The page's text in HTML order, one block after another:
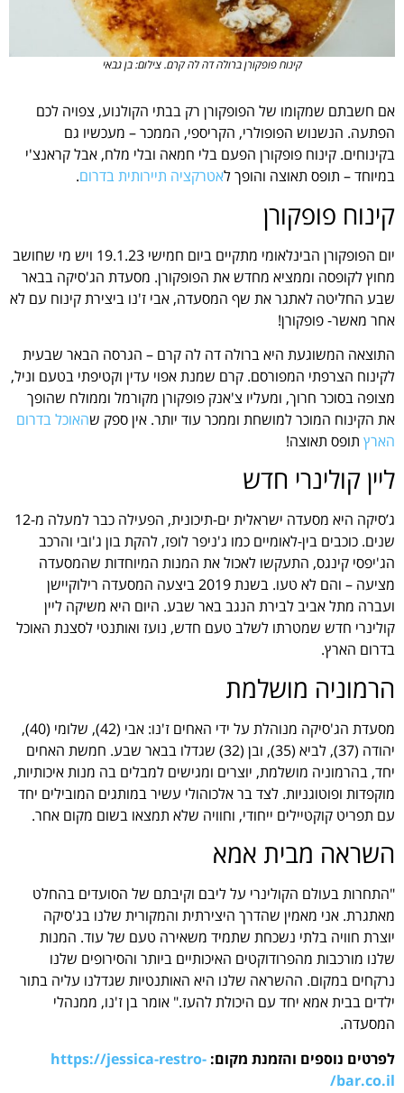
קינוח פופקורן ברולה דה לה קרם. צילום: בן גבאי
אם חשבתם שמקומו של הפופקורן רק בבתי הקולנוע, צפויה לכם
הפתעה. הנשנוש הפופולרי, הקריספי, הממכר – מעכשיו גם
בקינוחים. קינוח פופקורן הפעם בלי חמאה ובלי מלח, אבל קראנצ'י
במיוחד – תופס תאוצה והופך לאטרקציה תיירותית בדרום.
קינוח פופקורן
יום הפופקורן הבינלאומי מתקיים ביום חמישי 19.1.23 ויש מי שחושב
מחוץ לקופסה וממציא מחדש את הפופקורן. מסעדת הג'סיקה בבאר
שבע החליטה לאתגר את שף המסעדה, אבי ז'נו ביצירת קינוח עם לא
אחר מאשר- פופקורן!
התוצאה המשוגעת היא ברולה דה לה קרם – הגרסה הבאר שבעית
לקינוח הצרפתי המפורסם. קרם שמנת אפוי עדין וקטיפתי בטעם וניל,
מצופה בסוכר חרוך, ומעליו צ'אנק פופקורן מקורמל וממולח שהופך
את הקינוח המוכר למושחת וממכר עוד יותר. אין ספק שהאוכל בדרום
הארץ תופס תאוצה!
ליין קולינרי חדש
ג’סיקה היא מסעדה ישראלית ים-תיכונית, הפעילה כבר למעלה מ-12
שנים. כוכבים בין-לאומיים כמו ג'ניפר לופז, להקת בון ג'ובי והרכב
הג'יפסי קינגס, התעקשו לאכול את המנות המיוחדות שהמסעדה
מציעה – והם לא טעו. בשנת 2019 ביצעה המסעדה רילוקיישן
ועברה מתל אביב לבירת הנגב באר שבע. היום היא משיקה ליין
קולינרי חדש שמטרתו לשלב טעם חדש, נועז ואותנטי לסצנת האוכל
בדרום הארץ.
הרמוניה מושלמת
מסעדת הג'סיקה מנוהלת על ידי האחים ז'נו: אבי (42), שלומי (40),
יהודה (37), לביא (35), ובן (32) שגדלו בבאר שבע. חמשת האחים
יחד, בהרמוניה מושלמת, יוצרים ומגישים למבלים בה מנות איכותיות,
מוקפדות ופוטוגניות. לצד בר אלכוהולי עשיר במותגים המובילים יחד
עם תפריט קוקטיילים ייחודי, וחוויה שלא תמצאו בשום מקום אחר.
השראה מבית אמא
"התחרות בעולם הקולינרי על ליבם וקיבתם של הסועדים בהחלט
מאתגרת. אני מאמין שהדרך היצירתית והמקורית שלנו בג'סיקה
יוצרת חוויה בלתי נשכחת שתמיד משאירה טעם של עוד. המנות
שלנו מורכבות מהפרודוקטים האיכותיים ביותר והסירופים שלנו
נרקחים במקום. ההשראה שלנו היא האותנטיות שגדלנו עליה בתור
ילדים בבית אמא יחד עם היכולת להעז." אומר בן ז'נו, ממנהלי
המסעדה.
לפרטים נוספים והזמנת מקום: https://jessica-restro-
bar.co.il/